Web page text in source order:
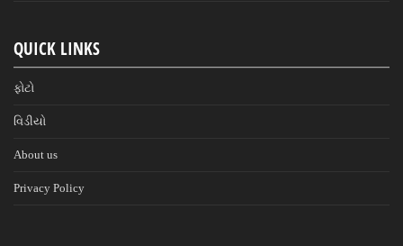
QUICK LINKS
ફોટો
વિડીયો
About us
Privacy Policy